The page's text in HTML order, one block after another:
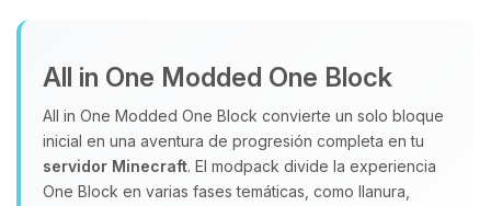
All in One Modded One Block
All in One Modded One Block convierte un solo bloque
inicial en una aventura de progresión completa en tu
servidor Minecraft. El modpack divide la experiencia
One Block en varias fases temáticas, como llanura,
07/08/2026 20:05